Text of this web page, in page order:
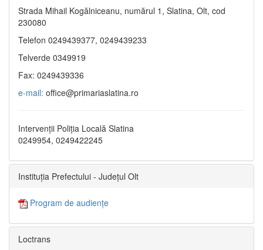
Strada Mihail Kogălniceanu, numărul 1, Slatina, Olt, cod
230080
Telefon 0249439377, 0249439233
Telverde 0349919
Fax: 0249439336
e-mail: office@primariaslatina.ro
Intervenții Poliția Locală Slatina
0249954, 0249422245
Instituția Prefectului - Județul Olt
Program de audiențe
Loctrans